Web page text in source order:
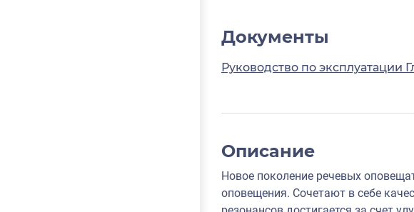
Документы
Руководство по эксплуатации
Описание
Новое поколение речевых
оповещения. Сочетают в себе